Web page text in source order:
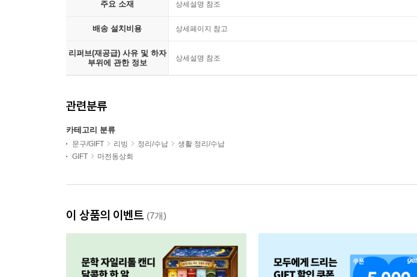
주요 소재 상세설명 참조
배송 설치비용 상세페이지 참고
리퍼브(재공급) 사유 및 하자
부위에 관한 정보
상세설명 참조
관련분류
카테고리 분류
문구/GIFT 리빙 정리/수납
생활 정리/수납
GIFT
마전동상회
이 상품의 이벤트 (7개)